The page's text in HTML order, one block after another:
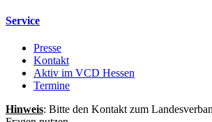
Service
Presse
Kontakt
Aktiv im VCD Hessen
Termine
Hinweis: Bitte den Kontakt zum